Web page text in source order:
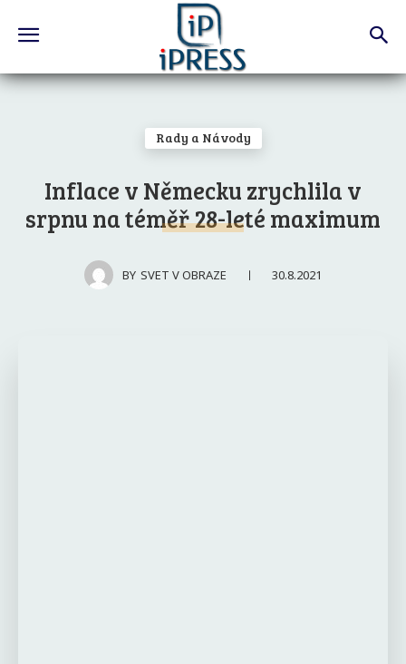
Rady a Návody
Inflace v Německu zrychlila v
srpnu na téměř 28-leté maximum
BY SVET V OBRAZE 30.8.2021